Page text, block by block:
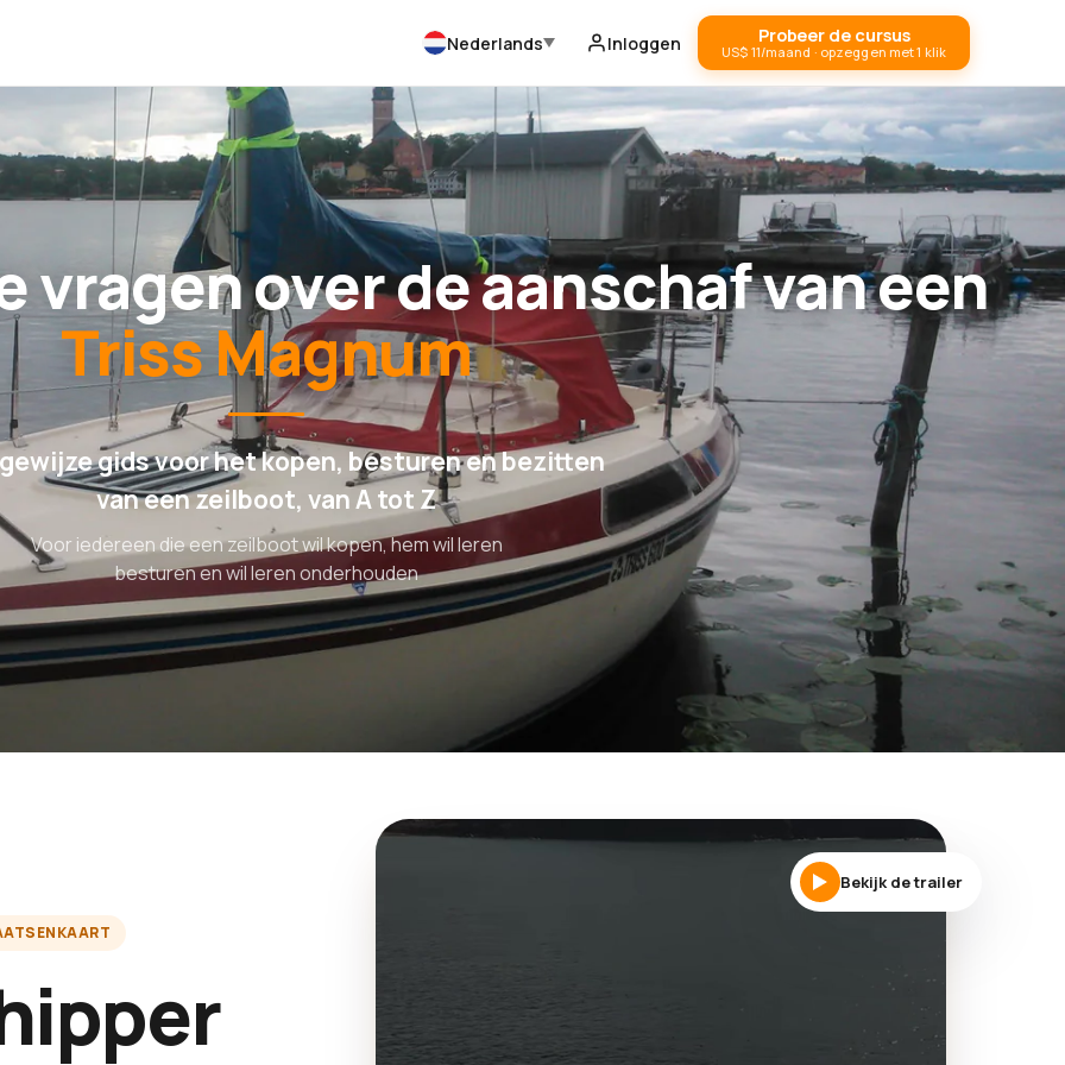
Nederlands Inloggen Probeer de cursus
US$ 11/maand · opzeggen met 1 klik
vragen over de aanschaf van een
Triss Magnum
gids voor het kopen, besturen en bezitten
van een zeilboot, van A tot Z
Voor iedereen die een zeilboot wil kopen, hem wil leren
besturen en wil leren onderhouden
Bekijk de trailer